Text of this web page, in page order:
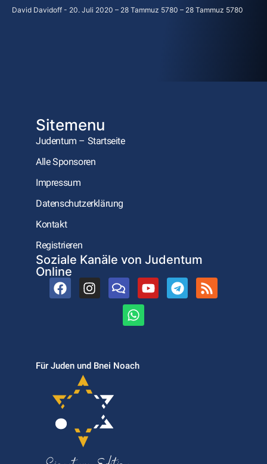
David Davidoff 20. Juli 2020 – 28 Tammuz 5780 – 28 Tammuz 5780
Sitemenu
Judentum – Startseite
Alle Sponsoren
Impressum
Datenschutzerklärung
Kontakt
Registrieren
Soziale Kanäle von Judentum
Online
Für Juden und Bnei Noach